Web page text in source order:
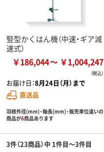
竪型かくはん機（中速・ギア減
速式）
￥186,044 ￥1,004,247
お届け日：8月24日（月）まで
直送品
羽根外径(mm)・軸長(mm)・販売単位違いの
商品が6商品あります
3件（23商品）中 1件目～3件目